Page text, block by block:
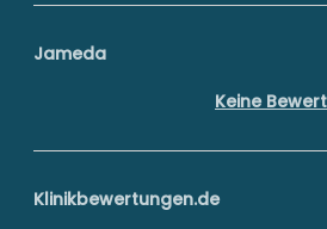
Jameda
Keine
Klinikbewertungen.de